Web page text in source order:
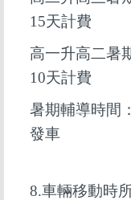
15天計費
高一升高二暑
10天計費
暑期輔導時間
發車
8.車輛移動時